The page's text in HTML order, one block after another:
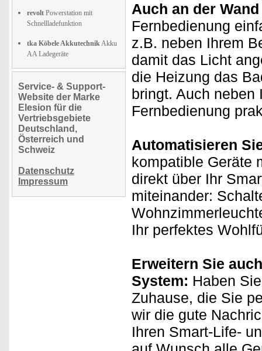
revolt Powerstation mit
Schnellladefunktion
tka Köbele AkkutechnikAkku
AA Ladegeräte
Service- & Support-
Website der Marke
Elesion für die
Vertriebsgebiete
Deutschland,
Österreich und
Schweiz
Datenschutz
Impressum
Auch an der
Fernbedienung
z.B. neben Ihrem
damit das Licht
die Heizung das
bringt. Auch neben
Fernbedienung
Automatisieren
kompatible Geräte
direkt über Ihr
miteinander:
Ihr perfektes
Erweitern Sie
System: Haben
Zuhause, die Sie
wir die gute
Ihren Smart-Life-